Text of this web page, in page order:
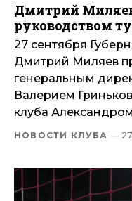
Дмитрий
руководством
27 сентября
Дмитрий Миляев
генеральным
Валерием
клуба
НОВОСТИ КЛУБА —